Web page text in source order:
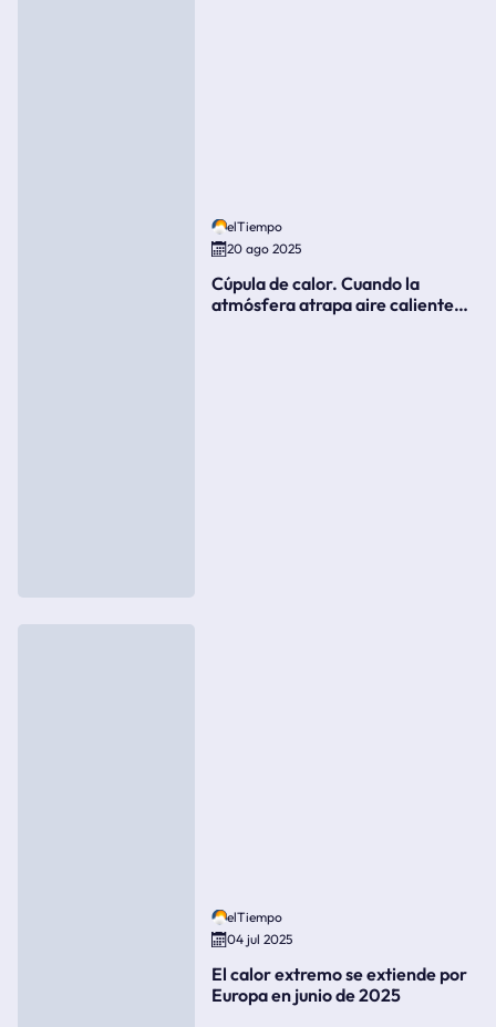
elTiempo
20 ago 2025
Cúpula de calor. Cuando la
atmósfera atrapa aire caliente
elTiempo
04 jul 2025
El calor extremo se extiende por
Europa en junio de 2025